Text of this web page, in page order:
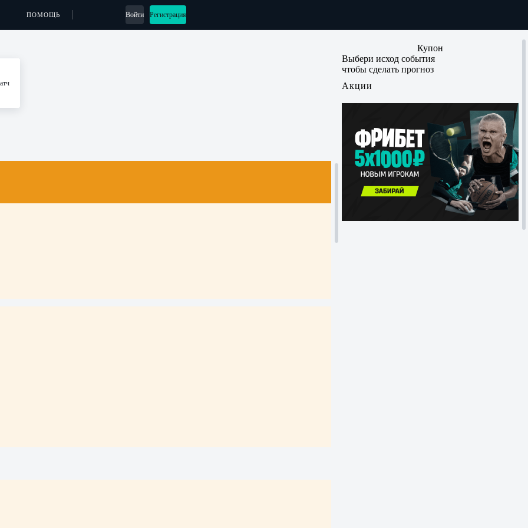
ПОМОЩЬ Войти Регистрация
Купон
Выбери исход события
чтобы сделать прогноз
Акции